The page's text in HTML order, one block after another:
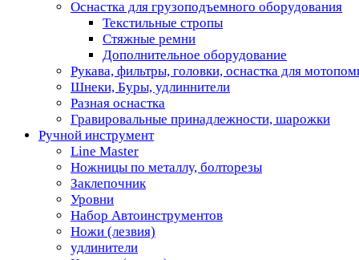
Оснастка для грузоподъемного оборудования
Текстильные стропы
Стяжные ремни
Дополнительное оборудование
Рукава, фильтры, головки, оснастка для
Шнеки, Буры, удлиннители
Разная оснастка
Гравировальные принадлежности, шарожки
Ручной инструмент
Line Master
Ножницы по металлу, болторезы
Заклепочник
Уровни
Набор Автоинструментов
Ножи (лезвия)
удлинители